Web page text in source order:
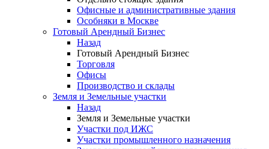
Офисные и административные здания
Особняки в Москве
Готовый Арендный Бизнес
Назад
Готовый Арендный Бизнес
Торговля
Офисы
Производство и склады
Земля и Земельные участки
Назад
Земля и Земельные участки
Участки под ИЖС
Участки промышленного назначения